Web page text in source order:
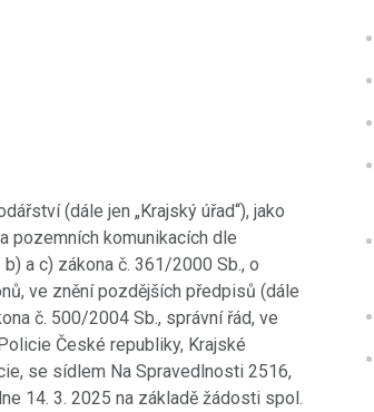
(dále jen „Krajský úřad“), jako
pozemních komunikacích dle
a c) zákona č. 361/2000 Sb., o
ve znění pozdějších předpisů (dále
č. 500/2004 Sb., správní řád, ve
České republiky, Krajské
se sídlem Na Spravedlnosti 2516,
14. 3. 2025 na základě žádosti spol.